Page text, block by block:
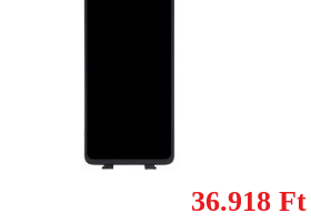
36.918 Ft